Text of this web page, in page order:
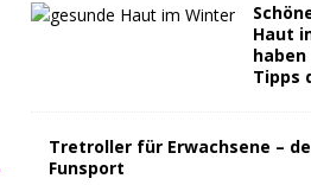
Haut
haben
Tipps
Tretroller für Erwachsene –
Funsport